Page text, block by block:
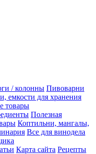
/ колонны Пивоварни
емкости для хранения
товары
Полезная
Коптильни, мангалы,
Все для винодела
Карта сайта Рецепты